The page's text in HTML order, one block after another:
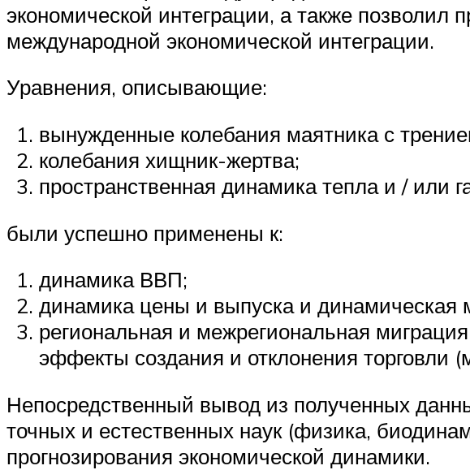
экономической интеграции, а также позволил
международной экономической интеграции.
Уравнения, описывающие:
вынужденные колебания маятника с
колебания хищник-жертва;
пространственная динамика тепла и / или
были успешно применены к:
динамика ВВП;
динамика цены и выпуска и динамическая
региональная и межрегиональная
эффекты создания и отклонения торговли
Непосредственный вывод из полученных
точных и естественных наук (физика,
прогнозирования экономической динамики.